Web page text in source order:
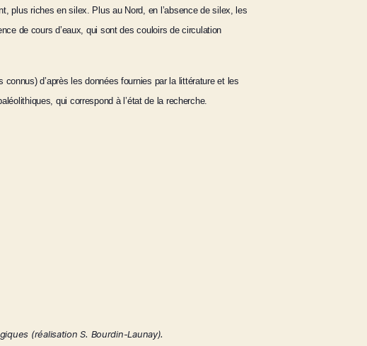
plus riches en silex. Plus au Nord, en l’absence de silex, les
de cours d’eaux, qui sont des couloirs de circulation
d’après les données fournies par la littérature et les
qui correspond à l’état de la recherche.
(réalisation S. Bourdin-Launay).